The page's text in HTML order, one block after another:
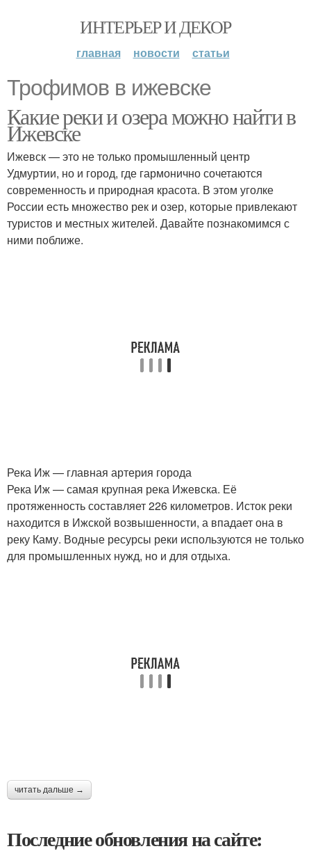
ИНТЕРЬЕР И ДЕКОР
главная новости статьи
Трофимов в ижевске
Какие реки и озера можно найти в
Ижевске
Ижевск — это не только промышленный центр
Удмуртии, но и город, где гармонично сочетаются
современность и природная красота. В этом уголке
России есть множество рек и озер, которые привлекают
туристов и местных жителей. Давайте познакомимся с
ними поближе.
Река Иж — главная артерия города
Река Иж — самая крупная река Ижевска. Её
протяженность составляет 226 километров. Исток реки
находится в Ижской возвышенности, а впадает она в
реку Каму. Водные ресурсы реки используются не только
для промышленных нужд, но и для отдыха.
читать дальше →
Последние обновления на сайте: